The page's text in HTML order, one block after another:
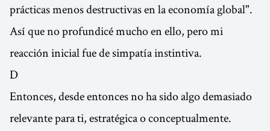
prácticas menos destructivas en la economía global".
Así que no profundicé mucho en ello, pero mi
reacción inicial fue de simpatía instintiva.
D
Entonces, desde entonces no ha sido algo demasiado
relevante para ti, estratégica o conceptualmente.